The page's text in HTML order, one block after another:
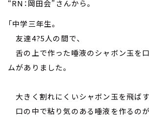
“RN：岡田会”さんから。
「中学三年生。
友達4?5人の間で、
舌の上で作った唾液のシャボン玉を
ムがありました。
大きく割れにくいシャボン玉を飛ばす
口の中で粘り気のある唾液を作るのが